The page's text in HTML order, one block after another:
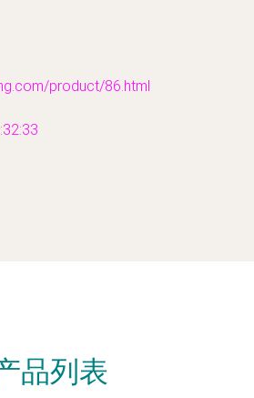
product/86.html
品列表